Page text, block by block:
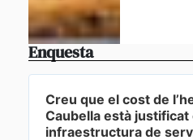
Enquesta
Creu que el cost de
Caubella està justificat
infraestructura de